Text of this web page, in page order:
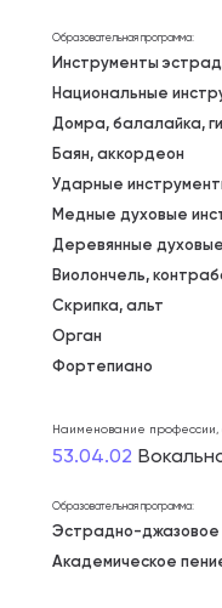
Образовательная программа:
Инструменты
Национальные
Домра, балалайка,
Баян, аккордеон
Ударные
Медные духовые
Деревянные
Виолончель,
Скрипка, альт
Орган
Фортепиано
Наименование профессии,
53.04.02
Образовательная программа:
Эстрадно-джазовое
Академическое